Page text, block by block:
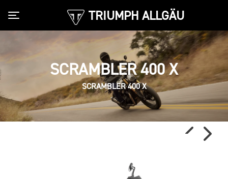
TRIUMPH ALLGÄU
Toggle navigation
SCRAMBLER 400 X
SCRAMBLER 400 X